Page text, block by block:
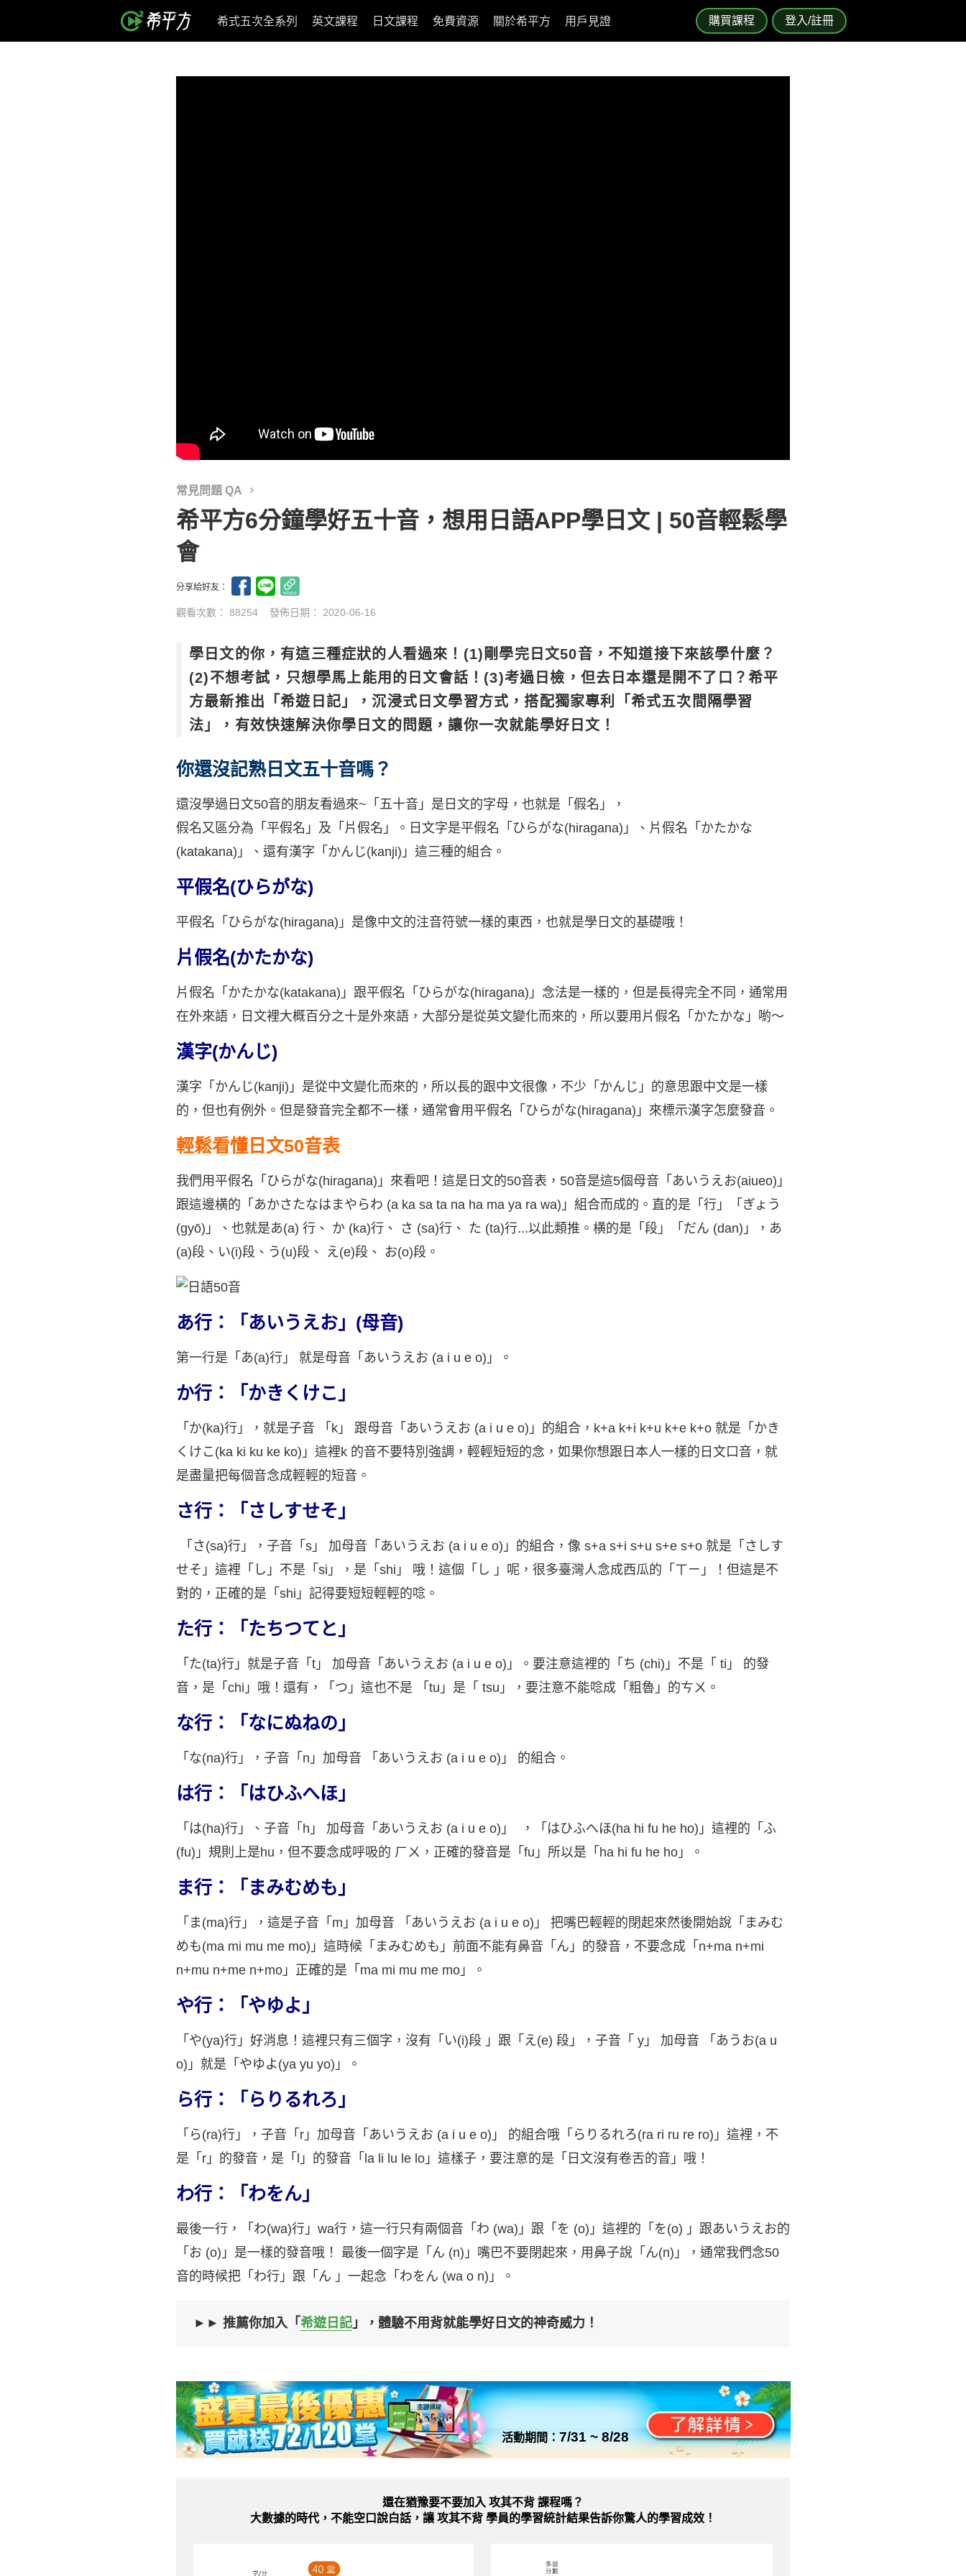
購買課程 登入/註冊
希式五次全系列 英文課程 日文課程 免費資源 關於希平方 用戶見證
常見問題 QA
希平方6分鐘學好五十音，想用日語APP學日文 | 50音輕鬆學
會
分享給好友：
觀看次數： 88254 發佈日期： 2020-06-16
學日文的你，有這三種症狀的人看過來！(1)剛學完日文50音，不知道接下來該學什麼？
(2)不想考試，只想學馬上能用的日文會話！(3)考過日檢，但去日本還是開不了口？希平
方最新推出「希遊日記」，沉浸式日文學習方式，搭配獨家專利「希式五次間隔學習
法」，有效快速解決你學日文的問題，讓你一次就能學好日文！
你還沒記熟日文五十音嗎？
還沒學過日文50音的朋友看過來~「五十音」是日文的字母，也就是「假名」，
假名又區分為「平假名」及「片假名」。日文字是平假名「ひらがな(hiragana)」、片假名「かたかな
(katakana)」、還有漢字「かんじ(kanji)」這三種的組合。
平假名(ひらがな)
平假名「ひらがな(hiragana)」是像中文的注音符號一樣的東西，也就是學日文的基礎哦！
片假名(かたかな)
片假名「かたかな(katakana)」跟平假名「ひらがな(hiragana)」念法是一樣的，但是長得完全不同，通常用
在外來語，日文裡大概百分之十是外來語，大部分是從英文變化而來的，所以要用片假名「かたかな」喲～
漢字(かんじ)
漢字「かんじ(kanji)」是從中文變化而來的，所以長的跟中文很像，不少「かんじ」的意思跟中文是一樣
的，但也有例外。但是發音完全都不一樣，通常會用平假名「ひらがな(hiragana)」來標示漢字怎麼發音。
輕鬆看懂日文50音表
我們用平假名「ひらがな(hiragana)」來看吧！這是日文的50音表，50音是這5個母音「あいうえお(aiueo)」
跟這邊横的「あかさたなはまやらわ (a ka sa ta na ha ma ya ra wa)」組合而成的。直的是「行」「ぎょう
(gyō)」、也就是あ(a) 行、 か (ka)行、 さ (sa)行、 た (ta)行...以此類推。横的是「段」「だん (dan)」，あ
(a)段、い(i)段、う(u)段、 え(e)段、 お(o)段。
あ行：「あいうえお」(母音)
第一行是「あ(a)行」 就是母音「あいうえお (a i u e o)」。
か行： 「かきくけこ」
「か(ka)行」，就是子音 「k」 跟母音「あいうえお (a i u e o)」的組合，k+a k+i k+u k+e k+o 就是「かき
くけこ(ka ki ku ke ko)」這裡k 的音不要特別強調，輕輕短短的念，如果你想跟日本人一樣的日文口音，就
是盡量把每個音念成輕輕的短音。
さ行：「さしすせそ」
「さ(sa)行」，子音「s」 加母音「あいうえお (a i u e o)」的組合，像 s+a s+i s+u s+e s+o 就是「さしす
せそ」這裡「し」不是「si」，是「shi」 哦！這個「し 」呢，很多臺灣人念成西瓜的「ㄒㄧ」！但這是不
對的，正確的是「shi」記得要短短輕輕的唸。
た行：「たちつてと」
「た(ta)行」就是子音「t」 加母音「あいうえお (a i u e o)」。要注意這裡的「ち (chi)」不是「 ti」 的發
音，是「chi」哦！還有，「つ」這也不是 「tu」是「 tsu」，要注意不能唸成「粗魯」的ㄘㄨ。
な行：「なにぬねの」
「な(na)行」，子音「n」加母音 「あいうえお (a i u e o)」 的組合。
は行：「はひふへほ」
「は(ha)行」、子音「h」 加母音「あいうえお (a i u e o)」 ，「はひふへほ(ha hi fu he ho)」這裡的「ふ
(fu)」規則上是hu，但不要念成呼吸的 ㄏㄨ，正確的發音是「fu」所以是「ha hi fu he ho」。
ま行：「まみむめも」
「ま(ma)行」，這是子音「m」加母音 「あいうえお (a i u e o)」 把嘴巴輕輕的閉起來然後開始說「まみむ
めも(ma mi mu me mo)」這時候「まみむめも」前面不能有鼻音「ん」的發音，不要念成「n+ma n+mi
n+mu n+me n+mo」正確的是「ma mi mu me mo」。
や行：「やゆよ」
「や(ya)行」好消息！這裡只有三個字，沒有「い(i)段 」跟「え(e) 段」，子音「 y」 加母音 「あうお(a u
o)」就是「やゆよ(ya yu yo)」。
ら行：「らりるれろ」
「ら(ra)行」，子音「r」加母音「あいうえお (a i u e o)」 的組合哦「らりるれろ(ra ri ru re ro)」這裡，不
是「r」的發音，是「l」的發音「la li lu le lo」這樣子，要注意的是「日文沒有卷舌的音」哦！
わ行：「わをん」
最後一行，「わ(wa)行」wa行，這一行只有兩個音「わ (wa)」跟「を (o)」這裡的「を(o) 」跟あいうえお的
「お (o)」是一樣的發音哦！ 最後一個字是「ん (n)」嘴巴不要閉起來，用鼻子說「ん(n)」，通常我們念50
音的時候把「わ行」跟「ん 」一起念「わをん (wa o n)」。
►► 推薦你加入「 希遊日記 」，體驗不用背就能學好日文的神奇威力！
活動期間：7/31 ~ 8/28
還在猶豫要不要加入 攻其不背 課程嗎？
大數據的時代，不能空口說白話，讓 攻其不背 學員的學習統計結果告訴你驚人的學習成效！